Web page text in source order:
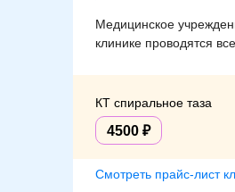
Медицинское
клинике проводятся
КТ спиральное таза
4500
Смотреть прайс-лист